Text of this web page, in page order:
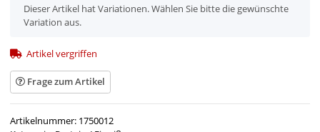
x
Dieser Artikel hat Variationen. Wählen Sie bitte die gewünschte
Variation aus.
Artikel vergriffen
Frage zum Artikel
Artikelnummer: 1750012